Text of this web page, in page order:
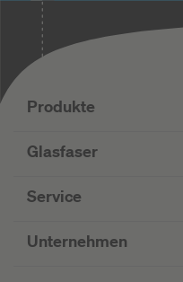
Produkte
Glasfaser
Service
Unternehmen